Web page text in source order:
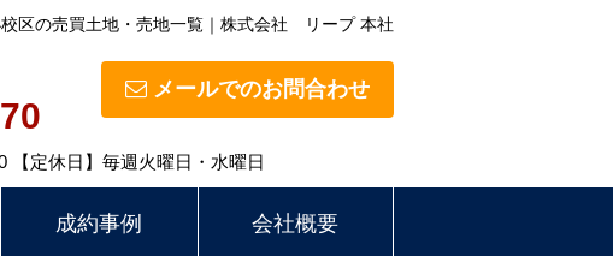
区の売買土地・売地一覧｜株式会社 リープ 本社
メールでのお問合わせ
【定休日】毎週火曜日・水曜日
成約事例 会社概要